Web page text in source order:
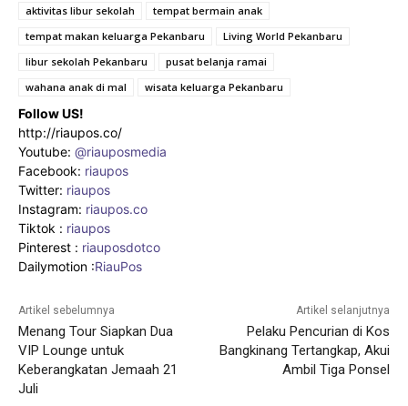
aktivitas libur sekolah
tempat bermain anak
tempat makan keluarga Pekanbaru
Living World Pekanbaru
libur sekolah Pekanbaru
pusat belanja ramai
wahana anak di mal
wisata keluarga Pekanbaru
Follow US!
http://riaupos.co/
Youtube: @riauposmedia
Facebook: riaupos
Twitter: riaupos
Instagram: riaupos.co
Tiktok : riaupos
Pinterest : riauposdotco
Dailymotion :RiauPos
Artikel sebelumnya
Menang Tour Siapkan Dua
VIP Lounge untuk
Keberangkatan Jemaah 21
Juli
Artikel selanjutnya
Pelaku Pencurian di Kos
Bangkinang Tertangkap, Akui
Ambil Tiga Ponsel